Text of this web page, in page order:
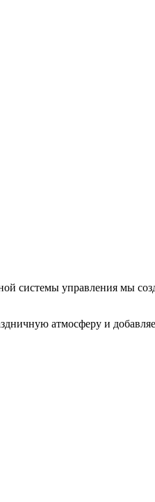
системы управления мы
атмосферу и